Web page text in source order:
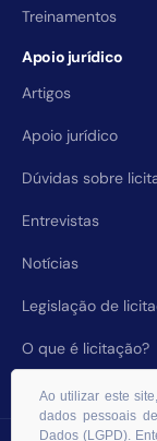
Treinamentos
Apoio jurídico
Artigos
Apoio jurídico
Dúvidas sobre
Entrevistas
Notícias
Legislação de
O que é licitação?
Ao utilizar este
dados pessoais
Dados (LGPD).